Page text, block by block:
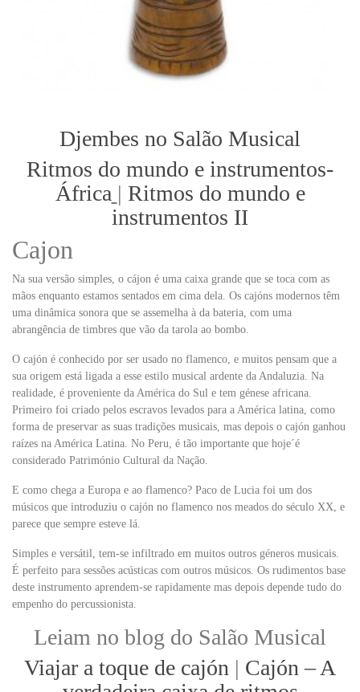
Djembes no Salão Musical
Ritmos do mundo e instrumentos-
África | Ritmos do mundo e
instrumentos II
Cajon
Na sua versão simples, o cájon é uma caixa grande que se toca com as
mãos enquanto estamos sentados em cima dela. Os cajóns modernos têm
uma dinâmica sonora que se assemelha à da bateria, com uma
abrangência de timbres que vão da tarola ao bombo.
O cajón é conhecido por ser usado no flamenco, e muitos pensam que a
sua origem está ligada a esse estilo musical ardente da Andaluzia. Na
realidade, é proveniente da América do Sul e tem génese africana.
Primeiro foi criado pelos escravos levados para a América latina, como
forma de preservar as suas tradições musicais, mas depois o cajón ganhou
raízes na América Latina. No Peru, é tão importante que hoje´é
considerado Património Cultural da Nação.
E como chega a Europa e ao flamenco? Paco de Lucia foi um dos
músicos que introduziu o cajón no flamenco nos meados do século XX, e
parece que sempre esteve lá.
Simples e versátil, tem-se infiltrado em muitos outros géneros musicais.
É perfeito para sessões acústicas com outros músicos. Os rudimentos base
deste instrumento aprendem-se rapidamente mas depois depende tudo do
empenho do percussionista.
Leiam no blog do Salão Musical
Viajar a toque de cajón | Cajón – A